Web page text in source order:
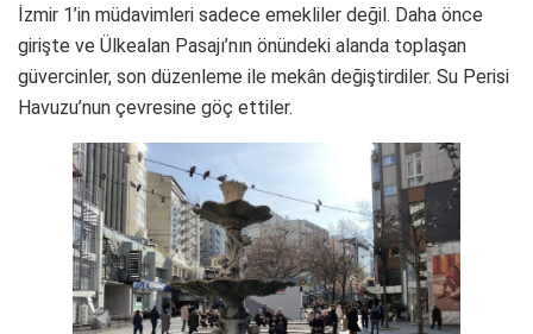
İzmir 1’in müdavimleri sadece emekliler değil. Daha önce
girişte ve Ülkealan Pasajı’nın önündeki alanda toplaşan
güvercinler, son düzenleme ile mekân değiştirdiler. Su Perisi
Havuzu’nun çevresine göç ettiler.